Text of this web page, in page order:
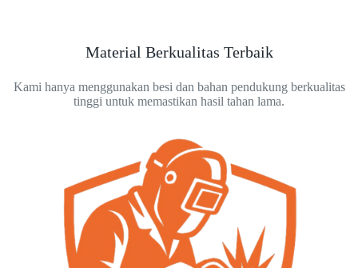
Material Berkualitas Terbaik
Kami hanya menggunakan besi dan bahan pendukung berkualitas
tinggi untuk memastikan hasil tahan lama.